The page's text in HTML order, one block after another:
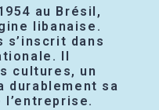
au Brésil,
libanaise.
s’inscrit dans
Il
cultures, un
durablement sa